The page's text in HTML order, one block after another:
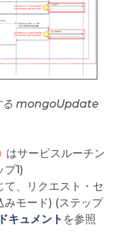
る mongoUpdate
はサービスルーチン
1)
て、リクエスト・セ
みモード) (ステップ
キュメント を参照